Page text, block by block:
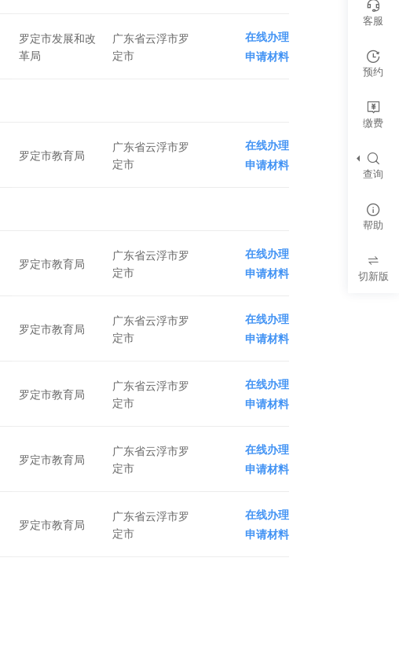
罗定市发展和改
革局
广东省云浮市罗
定市
在线办理
申请材料
罗定市教育局
广东省云浮市罗
定市
在线办理
申请材料
罗定市教育局
广东省云浮市罗
定市
在线办理
申请材料
罗定市教育局
广东省云浮市罗
定市
在线办理
申请材料
罗定市教育局
广东省云浮市罗
定市
在线办理
申请材料
罗定市教育局
广东省云浮市罗
定市
在线办理
申请材料
罗定市教育局
广东省云浮市罗
定市
在线办理
申请材料
客服
预约
缴费
查询
帮助
切新版